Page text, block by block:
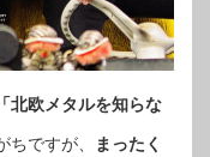
「北欧メタルを知らな
ちですが、 まったく